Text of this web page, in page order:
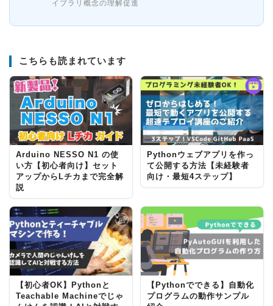
イブラリ概念の理解促進
こちらも読まれています
Arduino NESSO N1 の使
い方【初心者向け】セット
アップからLチカまで完全解
説
Pythonウェブアプリを作っ
て公開する方法【未経験者
向け・最短4ステップ】
【初心者OK】Pythonと
Teachable Machineでじゃ
【Pythonでできる】自動化
プログラムの動作サンプル